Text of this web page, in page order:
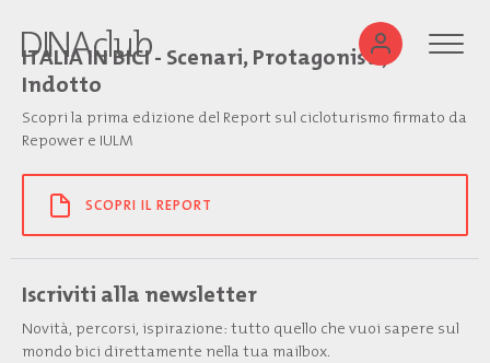
ITALIA IN BICI - Scenari, Protagonisti,
Indotto
Scopri la prima edizione del Report sul cicloturismo firmato da
Repower e IULM
SCOPRI IL REPORT
Iscriviti alla newsletter
Novità, percorsi, ispirazione: tutto quello che vuoi sapere sul
mondo bici direttamente nella tua mailbox.